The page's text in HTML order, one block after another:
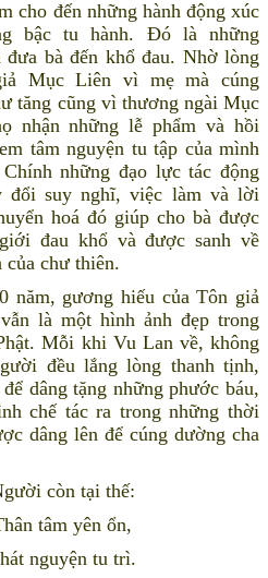
cho đến những hành động xúc
bậc tu hành. Đó là những
đưa bà đến khổ đau. Nhờ lòng
Mục Liên vì mẹ mà cúng
tăng cũng vì thương ngài Mục
nhận những lễ phẩm và hồi
tâm nguyện tu tập của mình
những đạo lực tác động
đổi suy nghĩ, việc làm và lời
hoá đó giúp cho bà được
đau khổ và được sanh về
của chư thiên.
gương hiếu của Tôn giả
là một hình ảnh đẹp trong
Mỗi khi Vu Lan về, không
đều lắng lòng thanh tịnh,
dâng tặng những phước báu,
chế tác ra trong những thời
dâng lên để cúng dường cha
còn tại thế:
tâm yên ổn,
nguyện tu trì.